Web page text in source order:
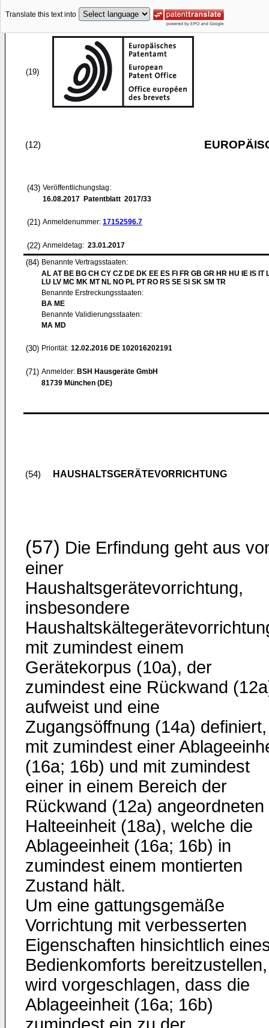
Translate this text into
(19)
(12)
(43) Veröffentlichungstag:
16.08.2017 Patentblatt 2017/33
(21) Anmeldenummer: 17152596.7
(22) Anmeldetag: 23.01.2017
(84) Benannte Vertragsstaaten:
AL AT BE BG CH CY CZ DE DK EE ES FI FR GB GR HR HU IE IS IT
LU LV MC MK MT NL NO PL PT RO RS SE SI SK SM TR
Benannte Erstreckungsstaaten:
BA ME
Benannte Validierungsstaaten:
MA MD
(30) Priorität: 12.02.2016 DE 102016202191
(71) Anmelder: BSH Hausgeräte GmbH
81739 München (DE)
(54) HAUSHALTSGERÄTEVORRICHTUNG
(57) Die Erfindung geht aus
einer
Haushaltsgerätevorrichtung,
insbesondere
mit zumindest einem
Gerätekorpus (10a), der
zumindest eine Rückwand
aufweist und eine
Zugangsöffnung (14a) definiert,
mit zumindest einer
(16a; 16b) und mit zumindest
einer in einem Bereich der
Rückwand (12a) angeordneten
Halteeinheit (18a), welche die
Ablageeinheit (16a; 16b) in
zumindest einem montierten
Zustand hält.
Um eine gattungsgemäße
Vorrichtung mit verbesserten
Eigenschaften hinsichtlich
Bedienkomforts bereitzustellen,
wird vorgeschlagen, dass die
Ablageeinheit (16a; 16b)